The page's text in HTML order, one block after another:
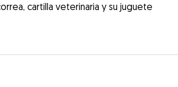
cartilla veterinaria y su juguete